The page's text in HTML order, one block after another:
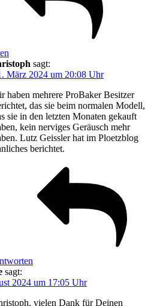
sagt:
März 2024 um 20:08 Uhr
haben mehrere ProBaker Besitzer
das sie beim normalen Modell,
sie in den letzten Monaten gekauft
kein nerviges Geräusch mehr
Lutz Geissler hat im Ploetzblog
berichtet.
sagt:
2024 um 17:05 Uhr
vielen Dank für Deinen